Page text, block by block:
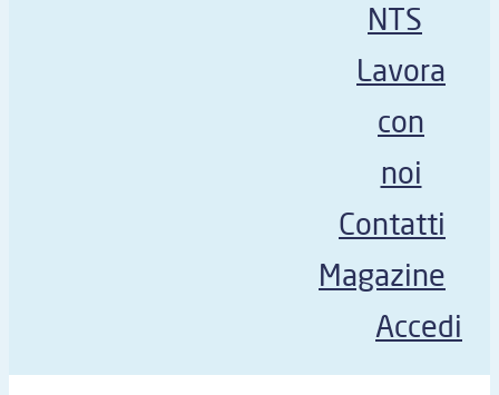
NTS
Lavora
con
noi
Contatti
Magazine
Accedi